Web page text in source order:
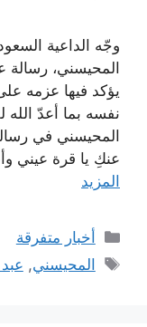
وجّه الداعية
المحيسني، رسالة
يؤكد فيها عزمه
نفسه بما أعدّ
المحيسني في
عنكِ يا قرة عيني
المزيد
التصنيفات
أخبار متفرقة
الوسوم
المحيسني,